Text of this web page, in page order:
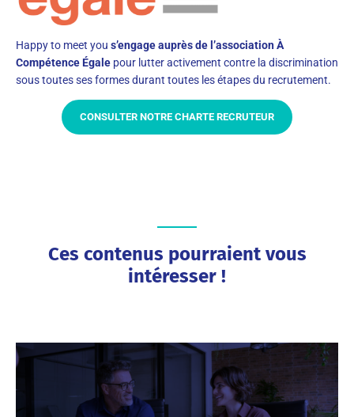
Happy to meet you s’engage auprès de l’association À
Compétence Égale pour lutter activement contre la discrimination
sous toutes ses formes durant toutes les étapes du recrutement.
CONSULTER NOTRE CHARTE RECRUTEUR
Ces contenus pourraient vous
intéresser !